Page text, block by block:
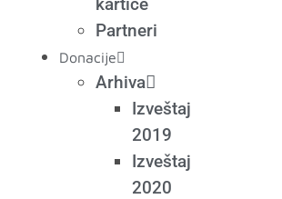
Partneri
Donacije
Arhiva
Izveštaj
2019
Izveštaj
2020